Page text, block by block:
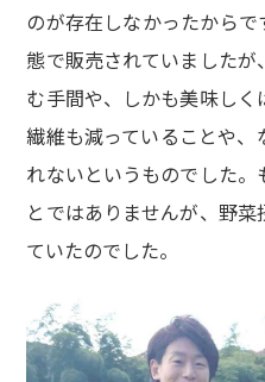
のが存在しなかったから
態で販売されていました
む手間や、しかも美味し
繊維も減っていることや
れないというものでした
とではありませんが、野
ていたのでした。